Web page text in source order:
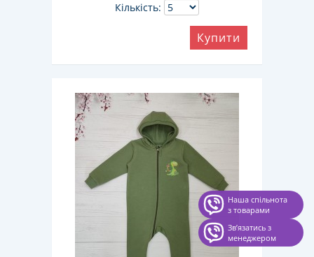
Кількість:
Купити
Наша спільнота
з товарами
Звʼязатись з
менеджером